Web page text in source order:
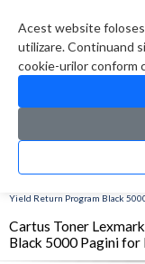
Acest website
utilizare. Continuand
cookie-urilor conform
Yield Return Program Black
Cartus Toner
Black 5000 Pagini for